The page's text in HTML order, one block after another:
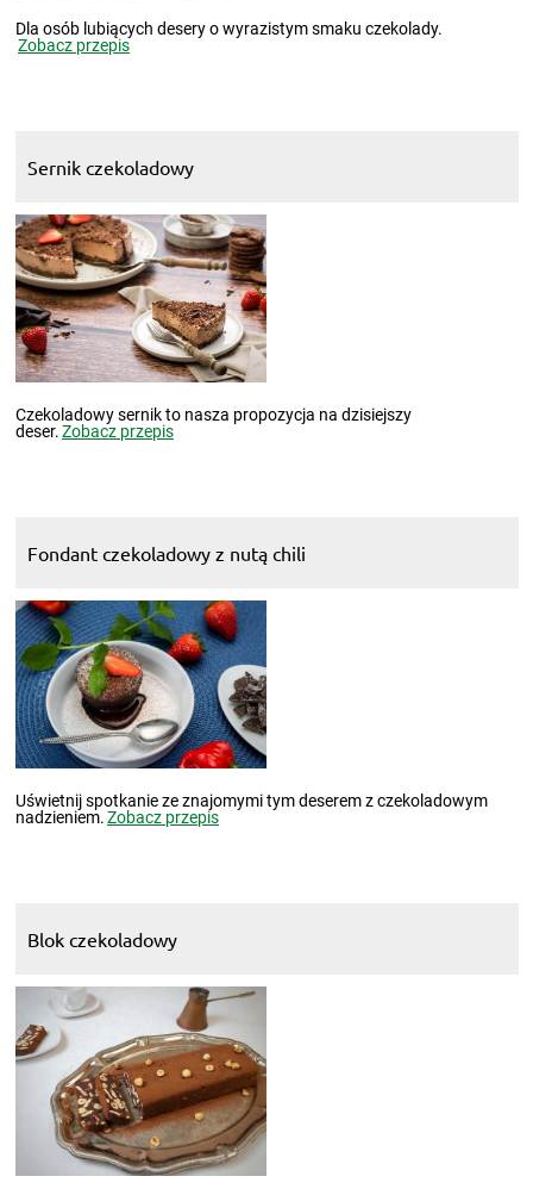
Dla osób lubiących desery o wyrazistym smaku czekolady.
Zobacz przepis
Sernik czekoladowy
Czekoladowy sernik to nasza propozycja na dzisiejszy
deser.Zobacz przepis
Fondant czekoladowy z nutą chili
Uświetnij spotkanie ze znajomymi tym deserem z czekoladowym
nadzieniem.Zobacz przepis
Blok czekoladowy